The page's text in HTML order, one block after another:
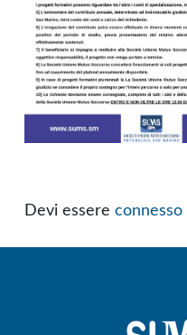
Devi essere connesso